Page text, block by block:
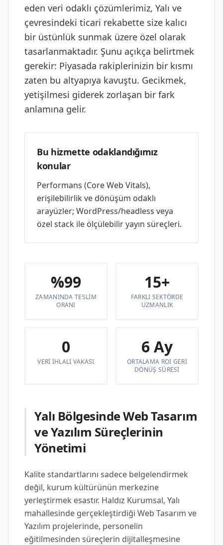
eden veri odaklı çözümlerimiz, Yalı ve
çevresindeki ticari rekabette size kalıcı
bir üstünlük sunmak üzere özel olarak
tasarlanmaktadır. Şunu açıkça belirtmek
gerekir: Piyasada rakiplerinizin bir kısmı
zaten bu altyapıya kavuştu. Gecikmek,
yetişilmesi giderek zorlaşan bir fark
anlamına gelir.
Bu hizmette odaklandığımız
konular
Performans (Core Web Vitals),
erişilebilirlik ve dönüşüm odaklı
arayüzler; WordPress/headless veya
özel stack ile ölçülebilir yayın süreçleri.
%99
ZAMANINDA TESLIM
ORANI
15+
FARKLI SEKTÖRDE
UZMANLIK
0
VERI IHLALI VAKASI
6 Ay
ORTALAMA ROI GERI
DÖNÜŞ SÜRESI
Yalı Bölgesinde Web Tasarım
ve Yazılım Süreçlerinin
Yönetimi
Kalite standartlarını sadece belgelendirmek
değil, kurum kültürünün merkezine
yerleştirmek esastır. Haldız Kurumsal, Yalı
mahallesinde gerçekleştirdiği Web Tasarım ve
Yazılım projelerinde, personelin
eğitilmesinden süreçlerin dijitalleşmesine